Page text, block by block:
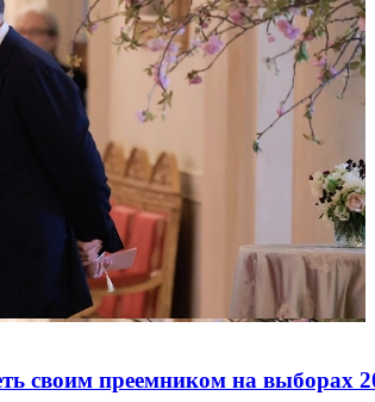
своим преемником на выборах